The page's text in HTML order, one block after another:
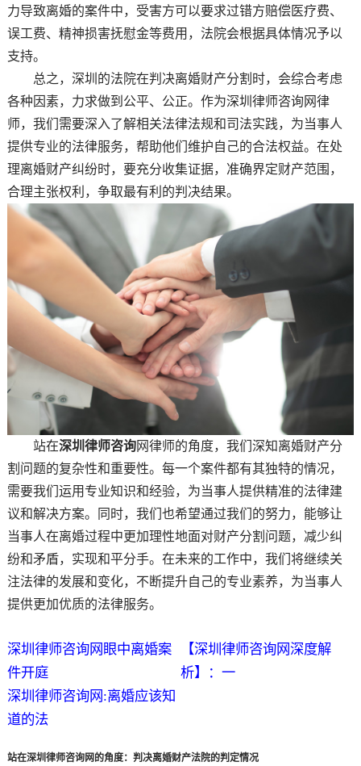
力导致离婚的案件中，受害方可以要求过错方赔偿医疗费、
误工费、精神损害抚慰金等费用，法院会根据具体情况予以
支持。
总之，深圳的法院在判决离婚财产分割时，会综合考虑
各种因素，力求做到公平、公正。作为深圳律师咨询网律
师，我们需要深入了解相关法律法规和司法实践，为当事人
提供专业的法律服务，帮助他们维护自己的合法权益。在处
理离婚财产纠纷时，要充分收集证据，准确界定财产范围，
合理主张权利，争取最有利的判决结果。
站在深圳律师咨询网律师的角度，我们深知离婚财产分
割问题的复杂性和重要性。每一个案件都有其独特的情况，
需要我们运用专业知识和经验，为当事人提供精准的法律建
议和解决方案。同时，我们也希望通过我们的努力，能够让
当事人在离婚过程中更加理性地面对财产分割问题，减少纠
纷和矛盾，实现和平分手。在未来的工作中，我们将继续关
注法律的发展和变化，不断提升自己的专业素养，为当事人
提供更加优质的法律服务。
深圳律师咨询网眼中离婚案
件开庭
【深圳律师咨询网深度解
析】：一
深圳律师咨询网:离婚应该知
道的法
站在深圳律师咨询网的角度：判决离婚财产法院的判定情况